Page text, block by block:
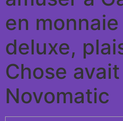
en
deluxe,
Chose
Novomatic